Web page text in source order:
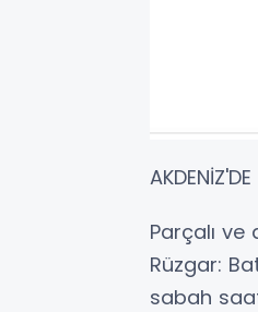
Parçalı ve
Rüzgar:
sabah